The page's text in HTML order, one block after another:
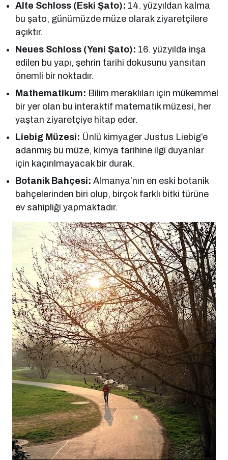
Alte Schloss (Eski Şato): 14. yüzyıldan kalma
bu şato, günümüzde müze olarak ziyaretçilere
açıktır.
Neues Schloss (Yeni Şato): 16. yüzyılda inşa
edilen bu yapı, şehrin tarihi dokusunu yansıtan
önemli bir noktadır.
Mathematikum: Bilim meraklıları için mükemmel
bir yer olan bu interaktif matematik müzesi, her
yaştan ziyaretçiye hitap eder.
Liebig Müzesi: Ünlü kimyager Justus Liebig’e
adanmış bu müze, kimya tarihine ilgi duyanlar
için kaçırılmayacak bir durak.
Botanik Bahçesi: Almanya’nın en eski botanik
bahçelerinden biri olup, birçok farklı bitki türüne
ev sahipliği yapmaktadır.